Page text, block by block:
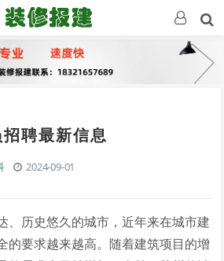
聘最新信息
2024-09-01
、历史悠久的城市，近年来在城市建
的要求越来越高。随着建筑项目的增